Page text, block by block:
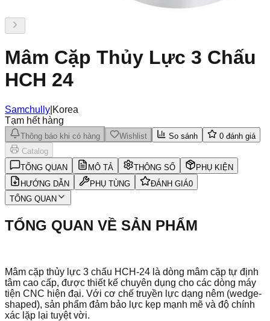
Mâm Cặp Thủy Lực 3 Chấu
HCH 24
Samchully Korea
Tạm hết hàng
Thông báo khi có hàng Wishlist So sánh 0 đánh giá
Catalog
TỔNG QUAN
MÔ TẢ THÔNG SỐ
PHỤ KIỆN
HƯỚNG DẪN
PHỤ TÙNG ĐÁNH GIÁ0
TỔNG QUAN
TỔNG QUAN VỀ SẢN PHẨM
Mâm cặp thủy lực 3 chấu HCH-24 là dòng mâm cặp tự định
tâm cao cấp, được thiết kế chuyên dụng cho các dòng máy
tiện CNC hiện đại. Với cơ chế truyền lực dạng nêm (wedge-
shaped), sản phẩm đảm bảo lực kẹp mạnh mẽ và độ chính
xác lặp lại tuyệt vời.